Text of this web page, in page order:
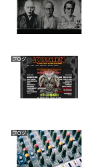
ブログ
ブログ